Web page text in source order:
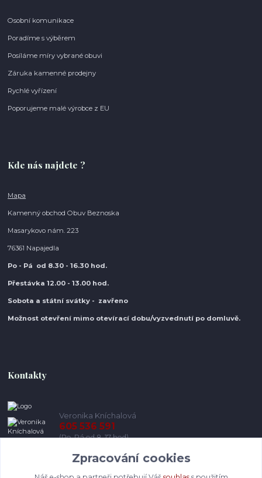
Osobní komunikace
Poradíme s výběrem
Posíláme míry vybrané obuvi
Záruka kamenné prodejny
Rychlé vyřízení
Poporujeme malé výrobce z EU
Kde nás najdete ?
Mapa
Kamenný obchod Obuv Beznoska
Masarykovo nám. 223
76361 Napajedla
Po - Pá od 8.30 - 16.30 hod.
Přestávka 12.00 - 13.00 hod.
Sobota a státní svátky - zavřeno
Možnost otevření mimo otevírací dobu/vyzvednutí po domluvě.
Kontakty
Veronika Kníchalová
605 536 591
(Po-Pá od 8-17 hod)
info@pohodlneboty.cz
Zpracování cookies